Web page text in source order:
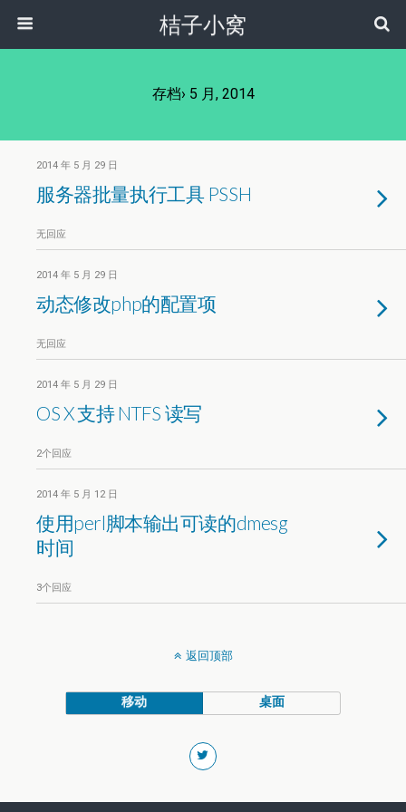
桔子小窝
存档› 5 月, 2014
2014 年 5 月 29 日
服务器批量执行工具 PSSH
无回应
2014 年 5 月 29 日
动态修改php的配置项
无回应
2014 年 5 月 29 日
OS X 支持 NTFS 读写
2个回应
2014 年 5 月 12 日
使用perl脚本输出可读的dmesg
时间
3个回应
返回顶部
移动 桌面